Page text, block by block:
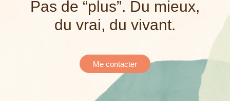
Pas de “plus”. Du mieux,
du vrai, du vivant.
Me contacter